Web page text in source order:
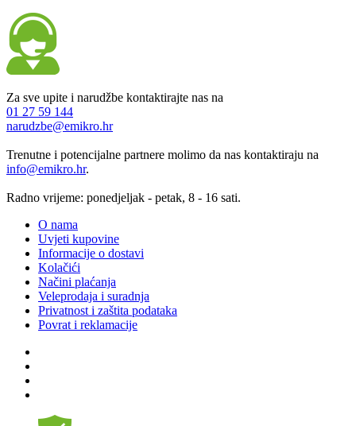
Za sve upite i narudžbe kontaktirajte nas na
01 27 59 144
narudzbe@emikro.hr
Trenutne i potencijalne partnere molimo da nas kontaktiraju na
info@emikro.hr.
Radno vrijeme: ponedjeljak - petak, 8 - 16 sati.
O nama
Uvjeti kupovine
Informacije o dostavi
Kolačići
Načini plaćanja
Veleprodaja i suradnja
Privatnost i zaštita podataka
Povrat i reklamacije